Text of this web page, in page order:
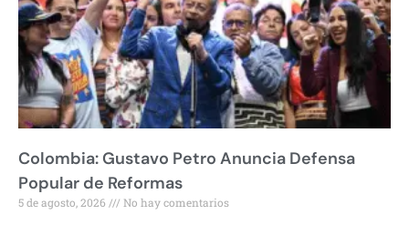
Colombia: Gustavo Petro Anuncia Defensa
Popular de Reformas
5 de agosto, 2026 No hay comentarios